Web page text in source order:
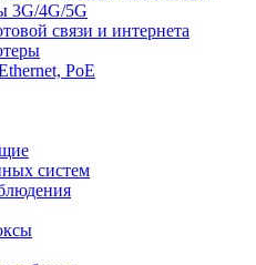
3G/4G/5G
связи и интернета
PoE
систем